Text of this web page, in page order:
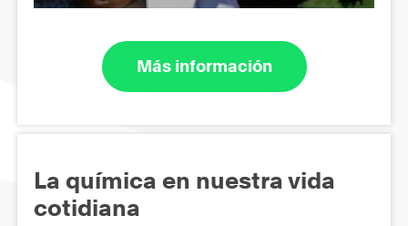
Más información
La química en nuestra vida
cotidiana